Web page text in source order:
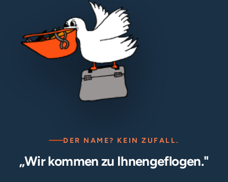
DER NAME? KEIN ZUFALL.
„Wir kommen zu Ihnengeflogen."